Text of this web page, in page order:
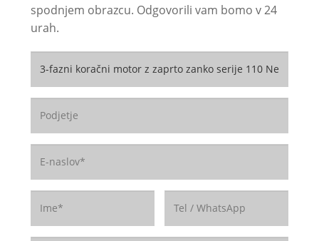
spodnjem obrazcu. Odgovorili vam bomo v 24
urah.